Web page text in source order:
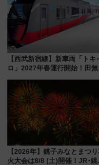
【西武新宿線】新車両「トキ
ロ」2027年春運行開始！田無
「第2弾」も
【2026年】銚子みなとまつ
火大会は8/8 (土)開催！JR･銚